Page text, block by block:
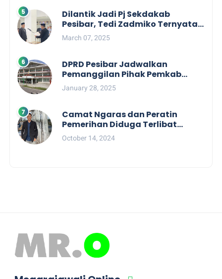
Dilantik Jadi Pj Sekdakab
Pesibar, Tedi Zadmiko Ternyata
Punya Rekam Jejak Gemilang
March 07, 2025
DPRD Pesibar Jadwalkan
Pemanggilan Pihak Pemkab
Terkait Nasib dan Status TKD di
Tahun 2025
January 28, 2025
Camat Ngaras dan Peratin
Pemerihan Diduga Terlibat
Politik Praktis, Mahasiswa
Pesibar Desak Bawaslu
October 14, 2024